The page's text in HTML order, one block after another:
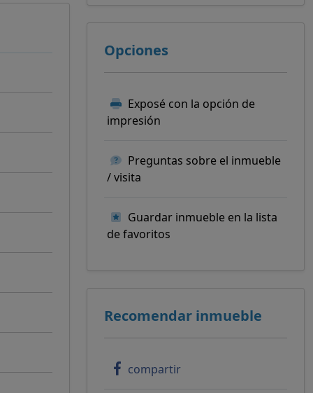
Opciones
Exposé con la opción de
impresión
Preguntas sobre el inmueble
/ visita
Guardar inmueble en la lista
de favoritos
Recomendar inmueble
compartir